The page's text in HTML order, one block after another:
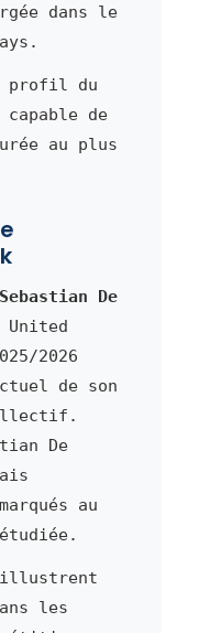
dans le
profil du
de
au plus
Sebastian De
2026
de son
De
au
les